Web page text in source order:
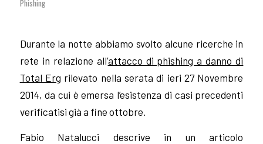
Phishing
Durante la notte abbiamo svolto alcune ricerche in
rete in relazione all’attacco di phishing a danno di
Total Erg rilevato nella serata di ieri 27 Novembre
2014, da cui è emersa l’esistenza di casi precedenti
verificatisi già a fine ottobre.
Fabio Natalucci descrive in un articolo